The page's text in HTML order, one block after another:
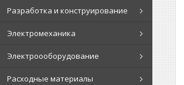
Разработка и конструирование
Электромеханика
Электроооборудование
Расходные материалы